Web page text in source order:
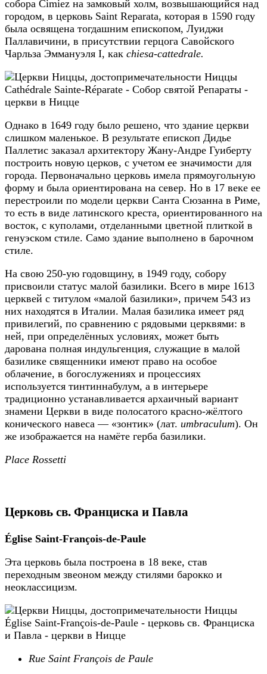
собора Cimiez на замковый холм, возвышающийся над
городом, в церковь Saint Reparata, которая в 1590 году
была освящена тогдашним епископом, Луиджи
Паллавичини, в присутствии герцога Савойского
Чарльза Эммануэля I, как chiesa-cattedrale.
Однако в 1649 году было решено, что здание церкви
слишком маленькое. В результате епископ Дидье
Паллетис заказал архитектору Жану-Андре Гуиберту
построить новую церков, с учетом ее значимости для
города. Первоначально церковь имела прямоугольную
форму и была ориентирована на север. Но в 17 веке ее
перестроили по модели церкви Санта Сюзанна в Риме,
то есть в виде латинского креста, ориентированного на
восток, с куполами, отделанными цветной плиткой в
генуэском стиле. Само здание выполнено в барочном
стиле.
На свою 250-ую годовщину, в 1949 году, собору
присвоили статус малой базилики. Всего в мире 1613
церквей с титулом «малой базилики», причем 543 из
них находятся в Италии. Малая базилика имеет ряд
привилегий, по сравнению с рядовыми церквями: в
ней, при определённых условиях, может быть
дарована полная индульгенция, служащие в малой
базилике священники имеют право на особое
облачение, в богослужениях и процессиях
используется тинтиннабулум, а в интерьере
традиционно устанавливается архаичный вариант
знамени Церкви в виде полосатого красно-жёлтого
конического навеса — «зонтик» (лат. umbraculum). Он
же изображается на намёте герба базилики.
Place Rossetti
Церковь св. Франциска и Павла
Église Saint-François-de-Paule
Эта церковь была построена в 18 веке, став
переходным звеоном между стилями барокко и
неоклассицизм.
Rue Saint François de Paule